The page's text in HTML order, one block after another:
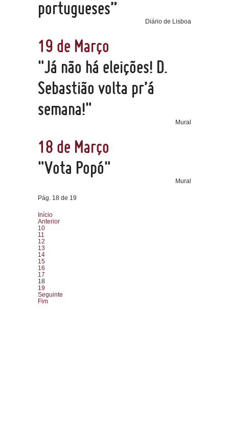
portugueses”
Diário de Lisboa
19 de Março
"Já não há eleições! D.
Sebastião volta pr’á
semana!"
Mural
18 de Março
"Vota Popó"
Mural
Pág. 18 de 19
Início
Anterior
10
11
12
13
14
15
16
17
18
19
Seguinte
Fim